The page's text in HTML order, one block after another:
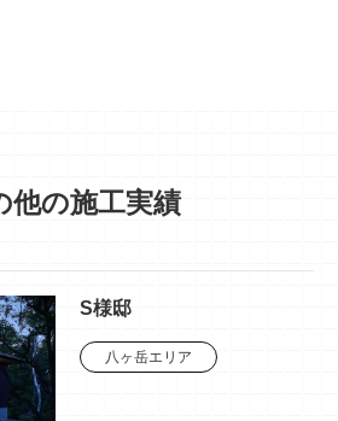
他の施工実績
S様邸
八ヶ岳エリア